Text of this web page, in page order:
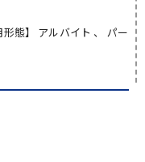
形態】 アルバイト 、 パー